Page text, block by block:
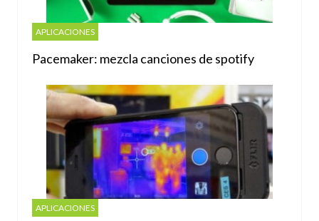
APLICACIONES
Pacemaker: mezcla canciones de spotify
APLICACIONES